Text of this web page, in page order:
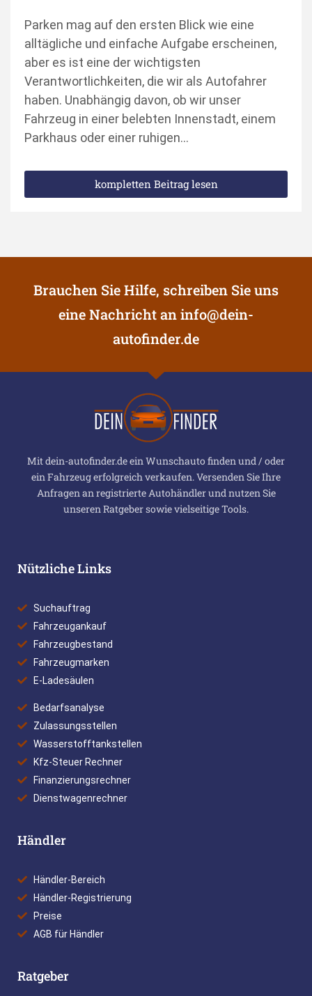
Parken mag auf den ersten Blick wie eine
alltägliche und einfache Aufgabe erscheinen,
aber es ist eine der wichtigsten
Verantwortlichkeiten, die wir als Autofahrer
haben. Unabhängig davon, ob wir unser
Fahrzeug in einer belebten Innenstadt, einem
Parkhaus oder einer ruhigen…
kompletten Beitrag lesen
Brauchen Sie Hilfe, schreiben Sie uns
eine Nachricht aninfo@dein-
autofinder.de
Mit dein-autofinder.de ein Wunschauto finden und / oder
ein Fahrzeug erfolgreich verkaufen. Versenden Sie Ihre
Anfragen an registrierte Autohändler und nutzen Sie
unseren Ratgeber sowie vielseitige Tools.
Nützliche Links
Suchauftrag
Fahrzeugankauf
Fahrzeugbestand
Fahrzeugmarken
E-Ladesäulen
Bedarfsanalyse
Zulassungsstellen
Wasserstofftankstellen
Kfz-Steuer Rechner
Finanzierungsrechner
Dienstwagenrechner
Händler
Händler-Bereich
Händler-Registrierung
Preise
AGB für Händler
Ratgeber